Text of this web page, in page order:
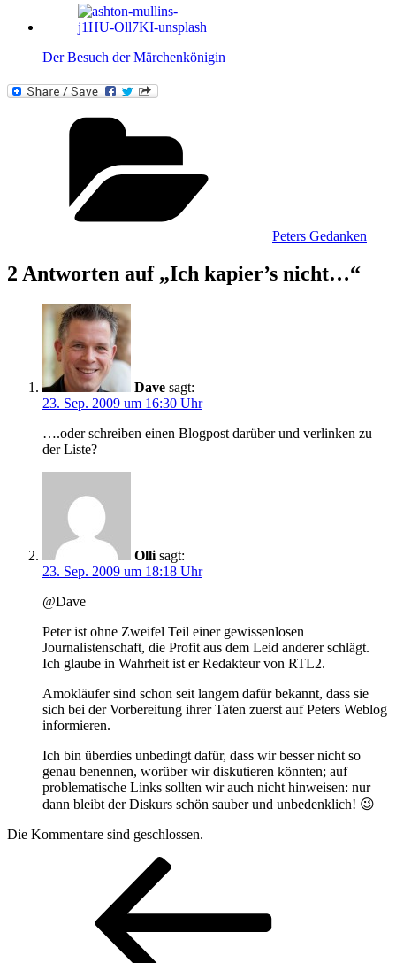
Der Besuch der Märchenkönigin
Peters Gedanken
2 Antworten auf „Ich kapier’s nicht…“
Dave sagt:
23. Sep. 2009 um 16:30 Uhr
….oder schreiben einen Blogpost darüber und verlinken zu
der Liste?
Olli sagt:
23. Sep. 2009 um 18:18 Uhr
@Dave
Peter ist ohne Zweifel Teil einer gewissenlosen
Journalistenschaft, die Profit aus dem Leid anderer schlägt.
Ich glaube in Wahrheit ist er Redakteur von RTL2.
Amokläufer sind schon seit langem dafür bekannt, dass sie
sich bei der Vorbereitung ihrer Taten zuerst auf Peters Weblog
informieren.
Ich bin überdies unbedingt dafür, dass wir besser nicht so
genau benennen, worüber wir diskutieren könnten; auf
problematische Links sollten wir auch nicht hinweisen: nur
dann bleibt der Diskurs schön sauber und unbedenklich! 😉
Die Kommentare sind geschlossen.
Beitragsnavigation